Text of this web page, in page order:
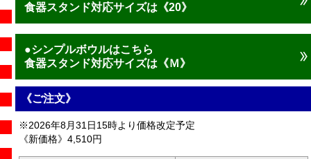
食器スタンド対応サイズは《20》
●シンプルボウルはこちら
食器スタンド対応サイズは《Ｍ》
《ご注文》
※2026年8月31日15時より価格改定予定
《新価格》4,510円